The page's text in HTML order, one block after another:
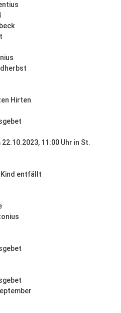
Hirten
11:00 Uhr in St.
entfällt